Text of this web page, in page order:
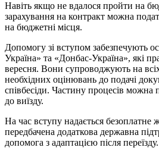
Навіть якщо не вдалося пройти на
зарахування на контракт можна
на бюджетні місця.
Допомогу зі вступом забезпечують
Україна» та «Донбас-Україна», які
вересня. Вони супроводжують на
необхідних оцінювань до подачі
співбесіди. Частину процесів
до виїзду.
На час вступу надається безоплатне
передбачена додаткова державна
допомога з адаптацією після переїзду.